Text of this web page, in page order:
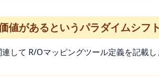
値があるというパラダイムシフト
して R/Oマッピングツール定義を記載し